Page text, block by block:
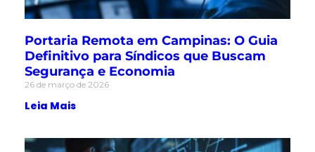
Portaria Remota em Campinas: O Guia
Definitivo para Síndicos que Buscam
Segurança e Economia
26 de março de 2026
Leia Mais